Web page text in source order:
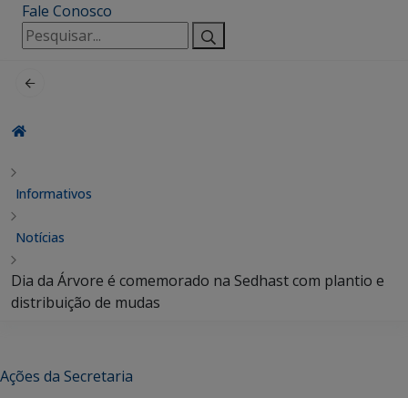
Fale Conosco
Pesquisar
por:
Informativos
Notícias
Dia da Árvore é comemorado na Sedhast com plantio e
distribuição de mudas
Ações da Secretaria